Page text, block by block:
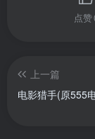
点赞
上一篇
电影猎手(原555